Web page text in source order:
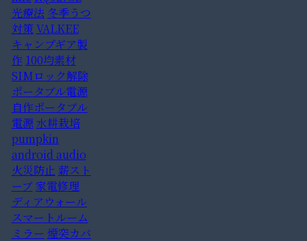
光療法 冬季うつ
対策VALKEE
キャンプギア製
作 100均素材
SIMロック解除
ポータブル電源
自作ポータブル
電源水耕栽培
pumpkin
android audio
火災防止 薪スト
ーブ家電修理
ディアウォール
スマートルーム
ミラー 煙突カバ